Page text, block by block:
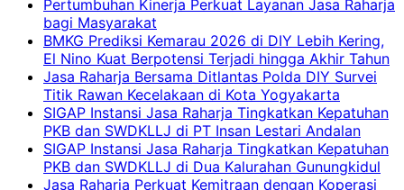
Pertumbuhan Kinerja Perkuat Layanan Jasa Raharja
bagi Masyarakat
BMKG Prediksi Kemarau 2026 di DIY Lebih Kering,
El Nino Kuat Berpotensi Terjadi hingga Akhir Tahun
Jasa Raharja Bersama Ditlantas Polda DIY Survei
Titik Rawan Kecelakaan di Kota Yogyakarta
SIGAP Instansi Jasa Raharja Tingkatkan Kepatuhan
PKB dan SWDKLLJ di PT Insan Lestari Andalan
SIGAP Instansi Jasa Raharja Tingkatkan Kepatuhan
PKB dan SWDKLLJ di Dua Kalurahan Gunungkidul
Jasa Raharja Perkuat Kemitraan dengan Koperasi